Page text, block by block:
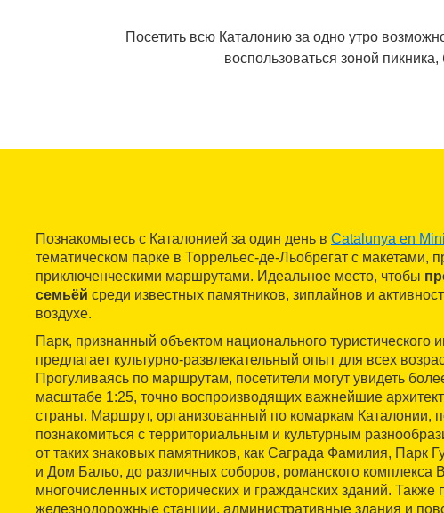
Посетить всю Каталонию за одно утро
воспользоваться зоной
Познакомьтесь с Каталонией за один день в Catalunya en
тематическом парке в Торрельес-де-Льобрегат с макетами,
приключенческими маршрутами. Идеальное место, чтобы
семьёй среди известных памятников, зиплайнов и
воздухе.
Парк, признанный объектом национального туристического
предлагает культурно-развлекательный опыт для всех
Прогуливаясь по маршрутам, посетители могут увидеть
масштабе 1:25, точно воспроизводящих важнейшие
страны. Маршрут, организованный по комаркам Каталонии,
познакомиться с территориальным и культурным
от таких знаковых памятников, как Саграда Фамилия, Парк
и Дом Бальо, до различных соборов, романского комплекса
многочисленных исторических и гражданских зданий. Также
железнодорожные станции, административные здания и